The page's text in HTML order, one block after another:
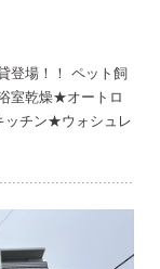
登場！！ ペット飼
室乾燥★オートロ
チン★ウォシュレ